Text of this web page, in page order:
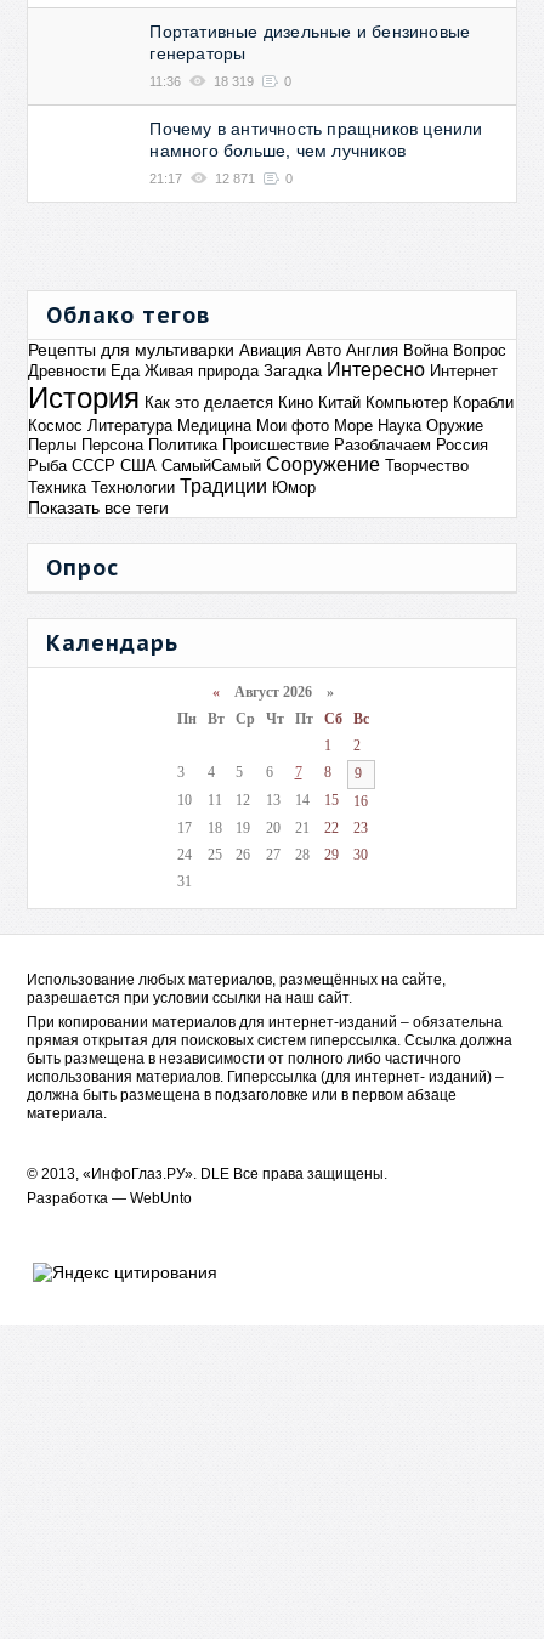
Портативные дизельные и бензиновые
генераторы
11:36 18 319 0
Почему в античность пращников ценили
намного больше, чем лучников
21:17 12 871 0
Облако тегов
Рецепты для мультиварки Авиация Авто Англия Война Вопрос
Древности Еда Живая природа Загадка Интересно Интернет
История Как это делается Кино Китай Компьютер Корабли
Космос Литература Медицина Мои фото Море Наука Оружие
Перлы Персона Политика Происшествие Разоблачаем Россия
Рыба СССР США СамыйСамый Сооружение Творчество
Техника Технологии Традиции Юмор
Показать все теги
Опрос
Календарь
«Август 2026 »
Пн
Вт Ср Чт Пт Сб
Вс
1
2
3
4 5 6 7 8
9
10
11 12 13 14 15
16
17
18 19 20 21 22
23
24
25 26 27 28 29
30
31
Использование любых материалов, размещённых на сайте,
разрешается при условии ссылки на наш сайт.
При копировании материалов для интернет-изданий – обязательна
прямая открытая для поисковых систем гиперссылка. Ссылка должна
быть размещена в независимости от полного либо частичного
использования материалов. Гиперссылка (для интернет- изданий) –
должна быть размещена в подзаголовке или в первом абзаце
материала.
© 2013, «ИнфоГлаз.РУ». DLE Все права защищены.
Разработка —WebUnto